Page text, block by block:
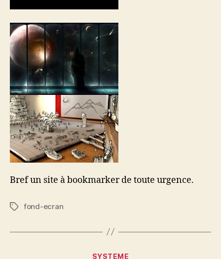
Bref un site à bookmarker de toute urgence.
Étiquettes
fond-ecran
Catégories
SYSTEME